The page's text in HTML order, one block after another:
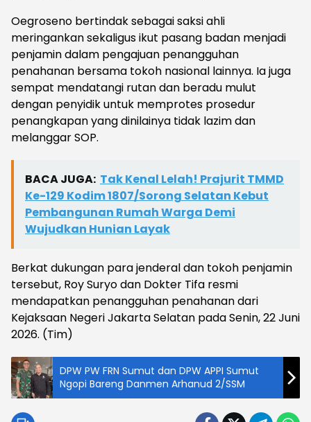
Oegroseno bertindak sebagai saksi ahli
meringankan sekaligus ikut pasang badan menjadi
penjamin dalam pengajuan penangguhan
penahanan bersama tokoh nasional lainnya. Ia juga
sempat mendatangi rutan dan beradu mulut
dengan penyidik untuk memprotes prosedur
penangkapan yang dinilainya tidak lazim dan
melanggar SOP.
BACA JUGA: Tak Kenal Lelah! Prajurit TMMD
Ke-129 Kodim 1807/Sorong Selatan Kebut
Pembangunan Rumah Warga Demi
Wujudkan Hunian Layak
Berkat dukungan para jenderal dan tokoh penjamin
tersebut, Roy Suryo dan Dokter Tifa resmi
mendapatkan penangguhan penahanan dari
Kejaksaan Negeri Jakarta Selatan pada Senin, 22 Juni
2026. (Tim)
DPW PW FRN Sumut dan DPW APPI Sumut
Ngopi Bareng Danmen Arhanud 2/SSM